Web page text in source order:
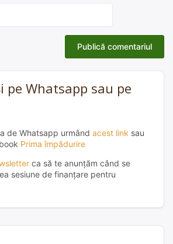
pe Whatsapp sau pe
de Whatsapp urmând acest link sau
Prima împădurire
ca să te anunțăm când se
sesiune de finanțare pentru